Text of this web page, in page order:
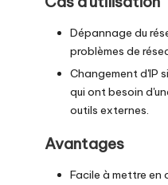
Dépannage du
problèmes de
Changement d'IP
qui ont besoin
outils externes.
Avantages
Facile à mettre en